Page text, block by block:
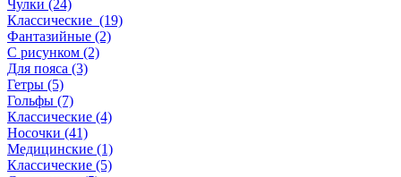
Чулки (24)
Классические (19)
Фантазийные (2)
С рисунком (2)
Для пояса (3)
Гетры (5)
Гольфы (7)
Классические (4)
Носочки (41)
Медицинские (1)
Классические (5)